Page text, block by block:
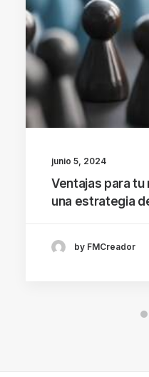
junio 5, 2024
Ventajas para
una estrategia
by FMCreador